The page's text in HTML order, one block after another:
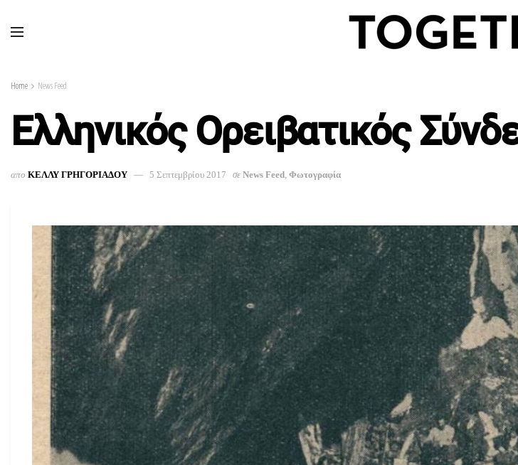
Home News Feed
Ελληνικός Ορειβατικός
απο ΚΕΛΛΥ ΓΡΗΓΟΡΙΑΔΟΥ 5 Σεπτεμβρίου 2017 σε News Feed, Φωτογραφία